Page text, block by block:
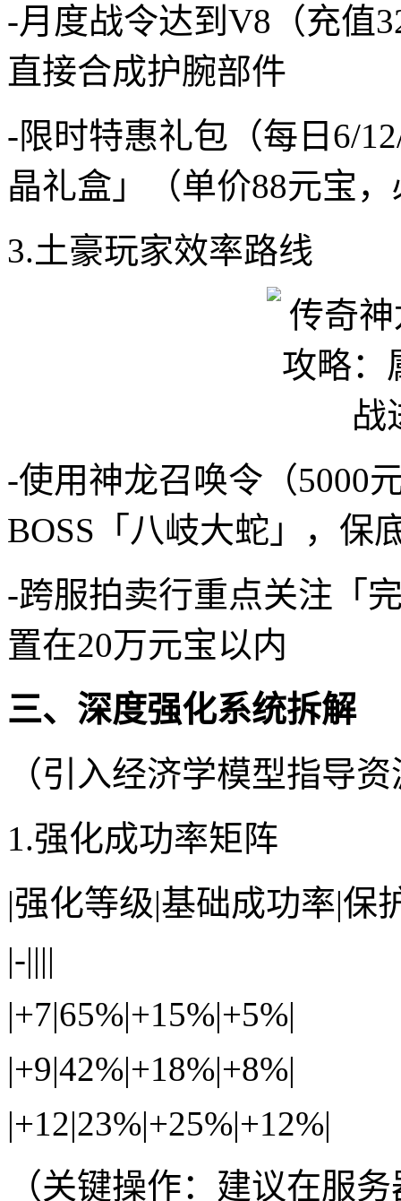
-月度战令达到V8（充值
直接合成护腕部件
-限时特惠礼包（每日6/
晶礼盒」（单价88元宝
3.土豪玩家效率路线
-使用神龙召唤令（5000
BOSS「八岐大蛇」，保
-跨服拍卖行重点关注「
置在20万元宝以内
三、深度强化系统拆解
（引入经济学模型指导
1.强化成功率矩阵
|强化等级|基础成功率|保
|-||||
|+7|65%|+15%|+5%|
|+9|42%|+18%|+8%|
|+12|23%|+25%|+12%|
（关键操作：建议在服